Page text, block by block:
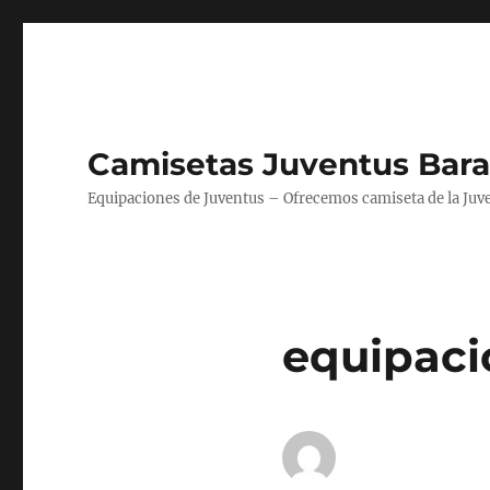
Camisetas Juventus
Equipaciones de Juventus – Ofrecemos camiseta de la